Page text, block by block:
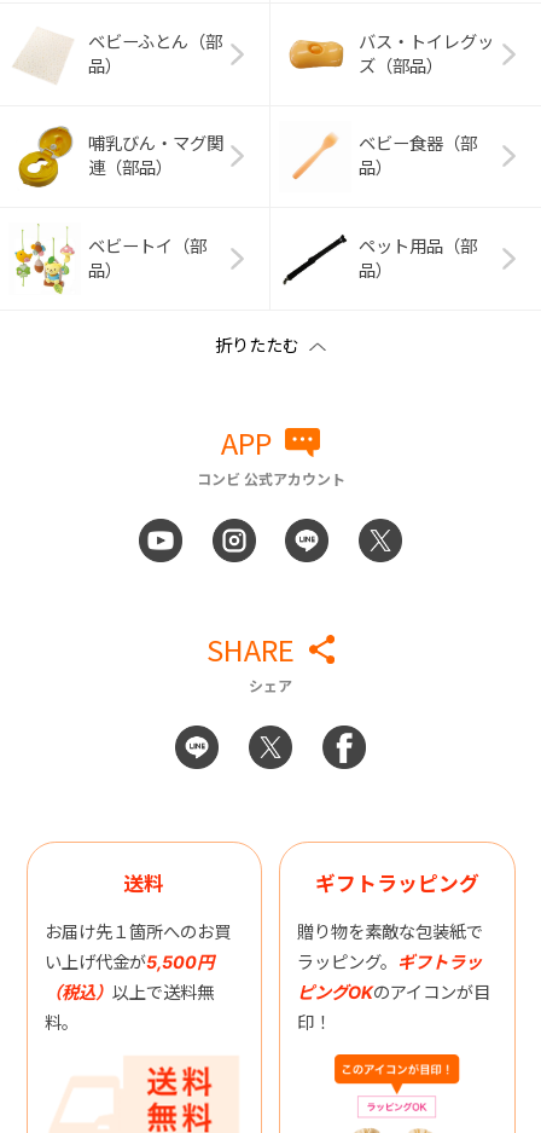
ベビーふとん（部
品）
バス・トイレグッ
ズ（部品）
哺乳びん・マグ関
連（部品）
ベビー食器（部
品）
ベビートイ（部
品）
ペット用品（部
品）
APP
コンビ 公式アカウント
SHARE
シェア
送料
お届け先１箇所へのお買
い上げ代金が5,500円
（税込） 以上で送料無
料。
ギフトラッピング
贈り物を素敵な包装紙で
ラッピング。 ギフトラッ
ピングOKのアイコンが目
印！